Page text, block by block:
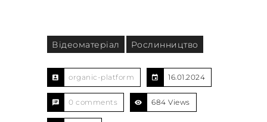
Відеоматеріал Рослинництво
organic-platform 16.01.2024
0 comments 684 Views